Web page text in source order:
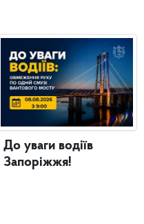
До уваги водіїв
Запоріжжя!